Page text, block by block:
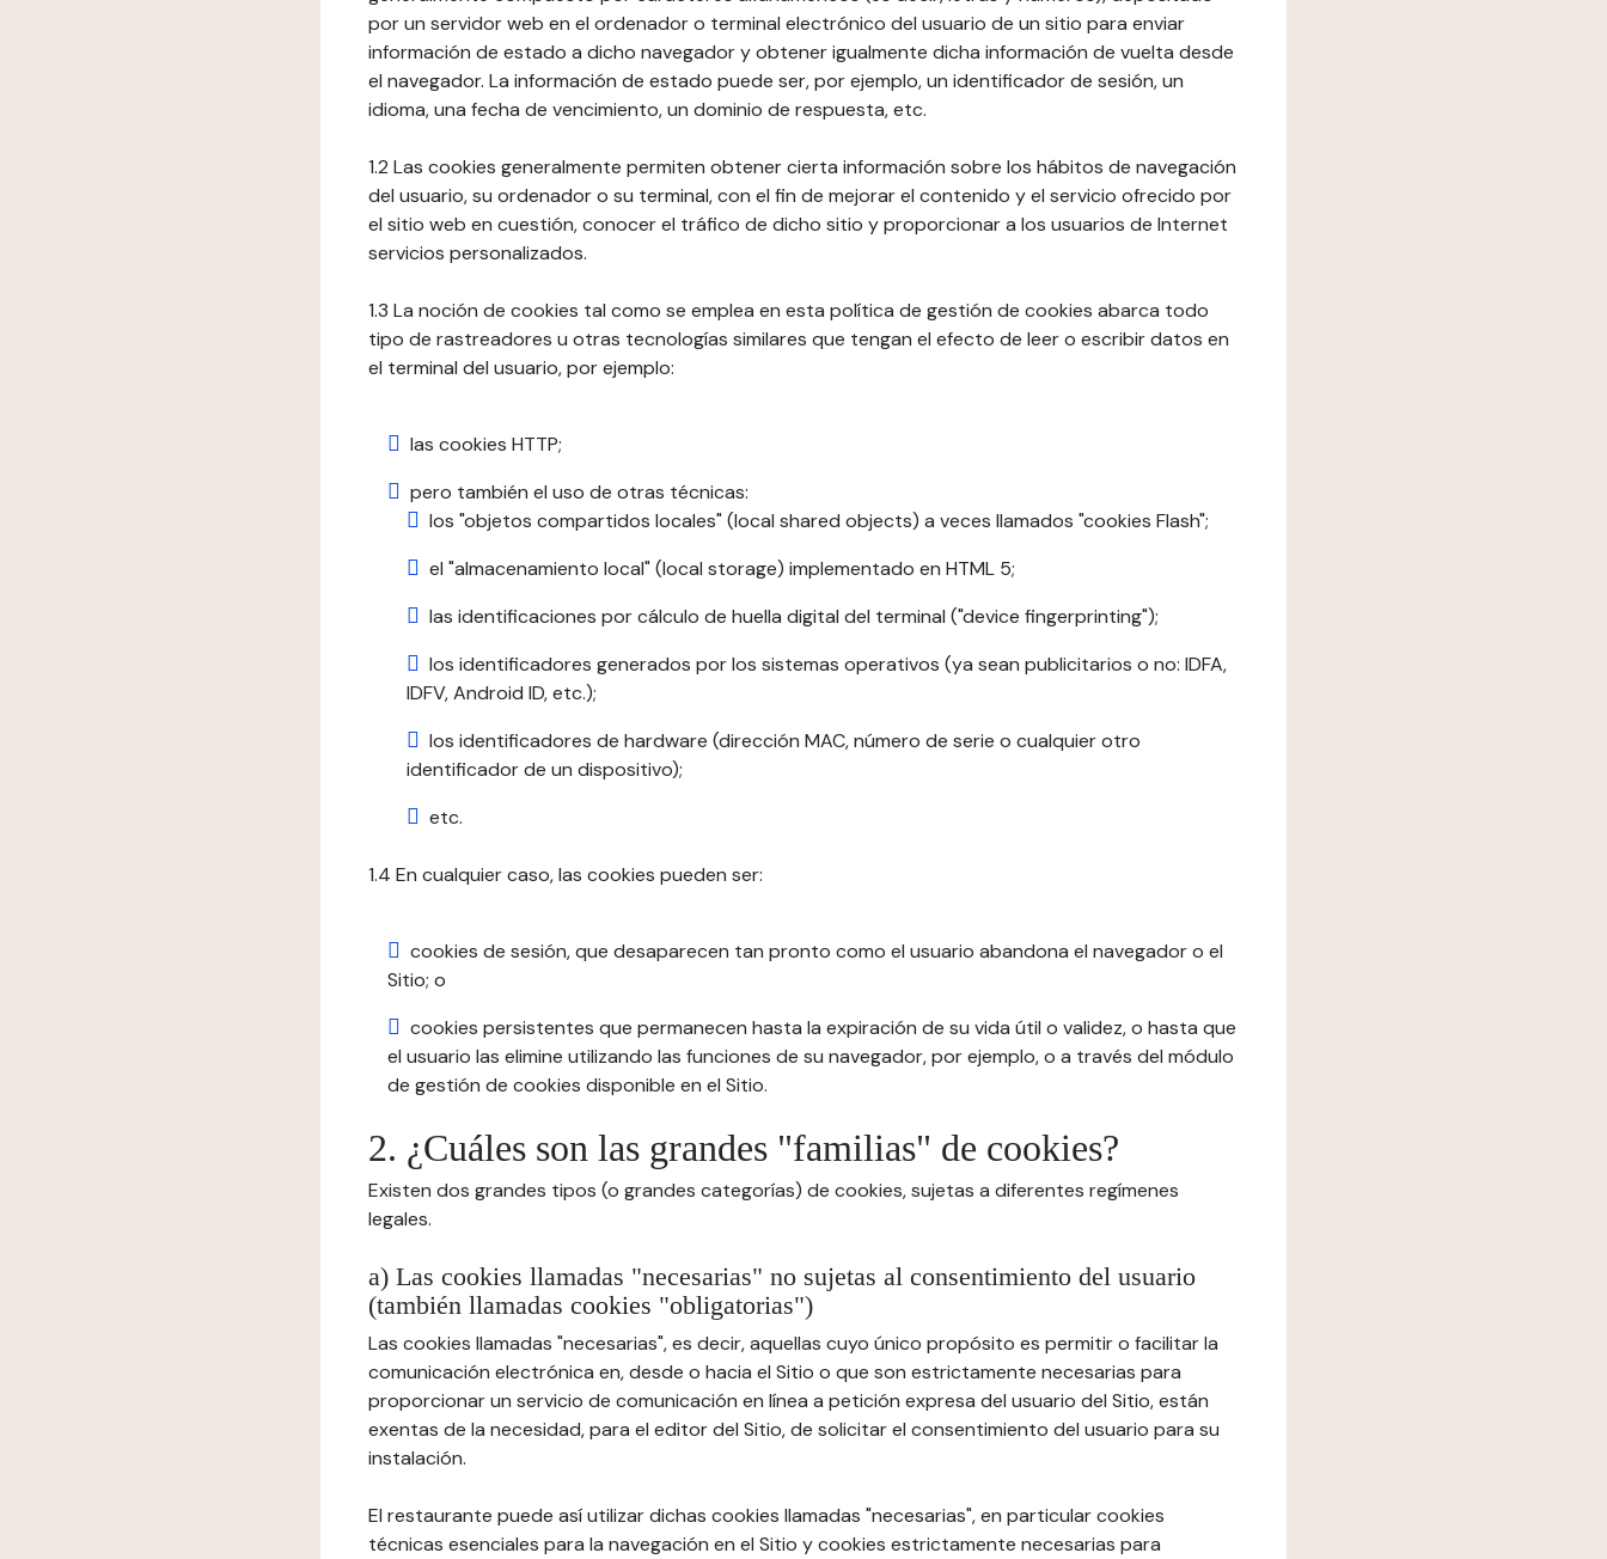
por un servidor web en el ordenador o terminal electrónico del usuario de un sitio para enviar
información de estado a dicho navegador y obtener igualmente dicha información de vuelta desde
el navegador. La información de estado puede ser, por ejemplo, un identificador de sesión, un
idioma, una fecha de vencimiento, un dominio de respuesta, etc.
1.2 Las cookies generalmente permiten obtener cierta información sobre los hábitos de navegación
del usuario, su ordenador o su terminal, con el fin de mejorar el contenido y el servicio ofrecido por
el sitio web en cuestión, conocer el tráfico de dicho sitio y proporcionar a los usuarios de Internet
servicios personalizados.
1.3 La noción de cookies tal como se emplea en esta política de gestión de cookies abarca todo
tipo de rastreadores u otras tecnologías similares que tengan el efecto de leer o escribir datos en
el terminal del usuario, por ejemplo:
las cookies HTTP;
pero también el uso de otras técnicas:
los "objetos compartidos locales" (local shared objects) a veces llamados "cookies Flash";
el "almacenamiento local" (local storage) implementado en HTML 5;
las identificaciones por cálculo de huella digital del terminal ("device fingerprinting");
los identificadores generados por los sistemas operativos (ya sean publicitarios o no: IDFA,
IDFV, Android ID, etc.);
los identificadores de hardware (dirección MAC, número de serie o cualquier otro
identificador de un dispositivo);
etc.
1.4 En cualquier caso, las cookies pueden ser:
cookies de sesión, que desaparecen tan pronto como el usuario abandona el navegador o el
Sitio; o
cookies persistentes que permanecen hasta la expiración de su vida útil o validez, o hasta que
el usuario las elimine utilizando las funciones de su navegador, por ejemplo, o a través del módulo
de gestión de cookies disponible en el Sitio.
2. ¿Cuáles son las grandes "familias" de cookies?
Existen dos grandes tipos (o grandes categorías) de cookies, sujetas a diferentes regímenes
legales.
a) Las cookies llamadas "necesarias" no sujetas al consentimiento del usuario
(también llamadas cookies "obligatorias")
Las cookies llamadas "necesarias", es decir, aquellas cuyo único propósito es permitir o facilitar la
comunicación electrónica en, desde o hacia el Sitio o que son estrictamente necesarias para
proporcionar un servicio de comunicación en línea a petición expresa del usuario del Sitio, están
exentas de la necesidad, para el editor del Sitio, de solicitar el consentimiento del usuario para su
instalación.
El restaurante puede así utilizar dichas cookies llamadas "necesarias", en particular cookies
técnicas esenciales para la navegación en el Sitio y cookies estrictamente necesarias para